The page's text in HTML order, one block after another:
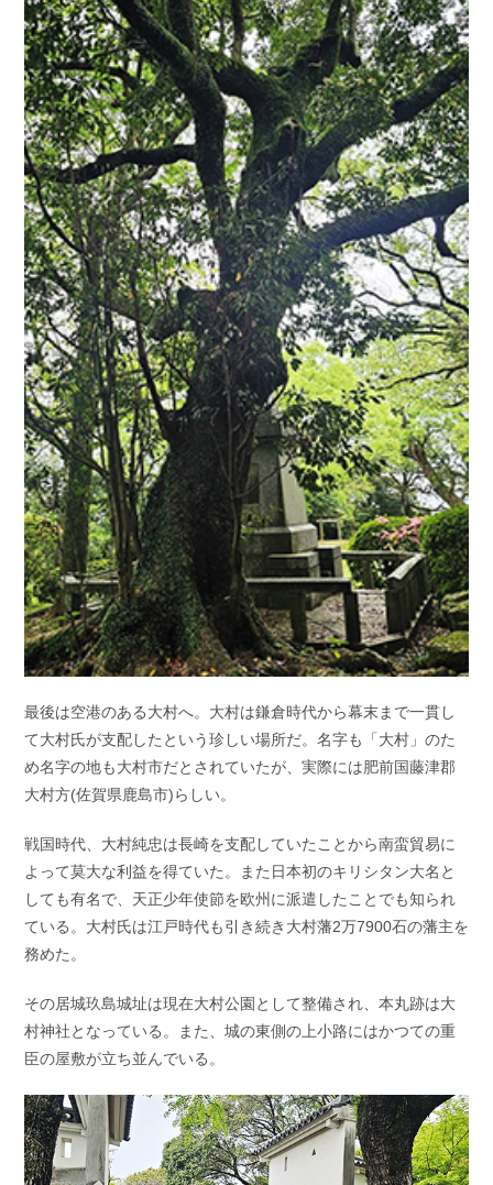
最後は空港のある大村へ。大村は鎌倉時代から幕末まで一貫し
て大村氏が支配したという珍しい場所だ。名字も「大村」のた
め名字の地も大村市だとされていたが、実際には肥前国藤津郡
大村方(佐賀県鹿島市)らしい。
戦国時代、大村純忠は長崎を支配していたことから南蛮貿易に
よって莫大な利益を得ていた。また日本初のキリシタン大名と
しても有名で、天正少年使節を欧州に派遣したことでも知られ
ている。大村氏は江戸時代も引き続き大村藩2万7900石の藩主を
務めた。
その居城玖島城址は現在大村公園として整備され、本丸跡は大
村神社となっている。また、城の東側の上小路にはかつての重
臣の屋敷が立ち並んでいる。